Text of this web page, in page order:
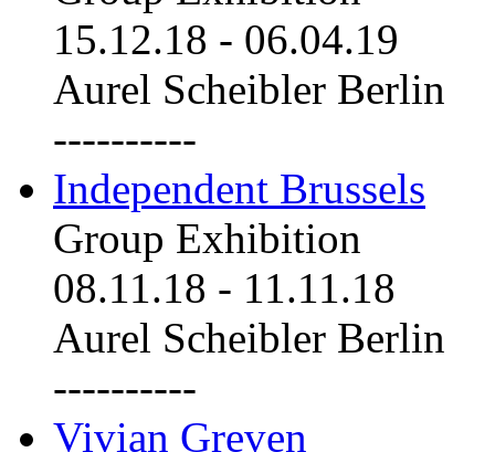
15.12.18 - 06.04.19
Aurel Scheibler Berlin
----------
Independent Brussels
Group Exhibition
08.11.18 - 11.11.18
Aurel Scheibler Berlin
----------
Vivian Greven